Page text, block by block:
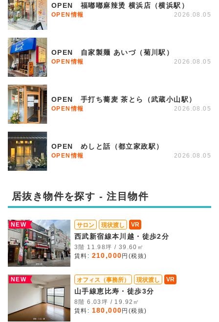
OPEN 福嘟嘟麻辣烫 横浜店（横浜駅）
OPEN情報 2026.08.05
OPEN 自家製麺 あいづ（菊川駅）
OPEN情報 2026.08.05
OPEN 手打ち蕎麦 茶とら（武蔵小山駅）
OPEN情報 2026.08.05
OPEN めしと話（都立家政駅）
OPEN情報 2026.08.05
居抜き物件を探す - 注目物件
NEW サロン 現状渡し VR
西武新宿線本川越・徒歩2分
3階 11.98坪 / 39.60㎡
賃料: 210,000 円(税抜)
NEW オフィス（事務所） 現状渡し VR
山手線恵比寿・徒歩3分
8階 6.03坪 / 19.92㎡
賃料: 180,000 円(税抜)